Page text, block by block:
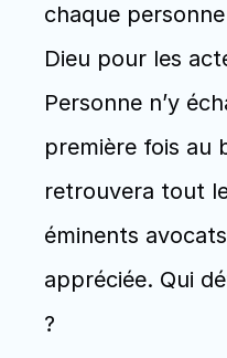
chaque
Dieu pour les
Personne n’y
première fois au
retrouvera tout
éminents
appréciée. Qui
?